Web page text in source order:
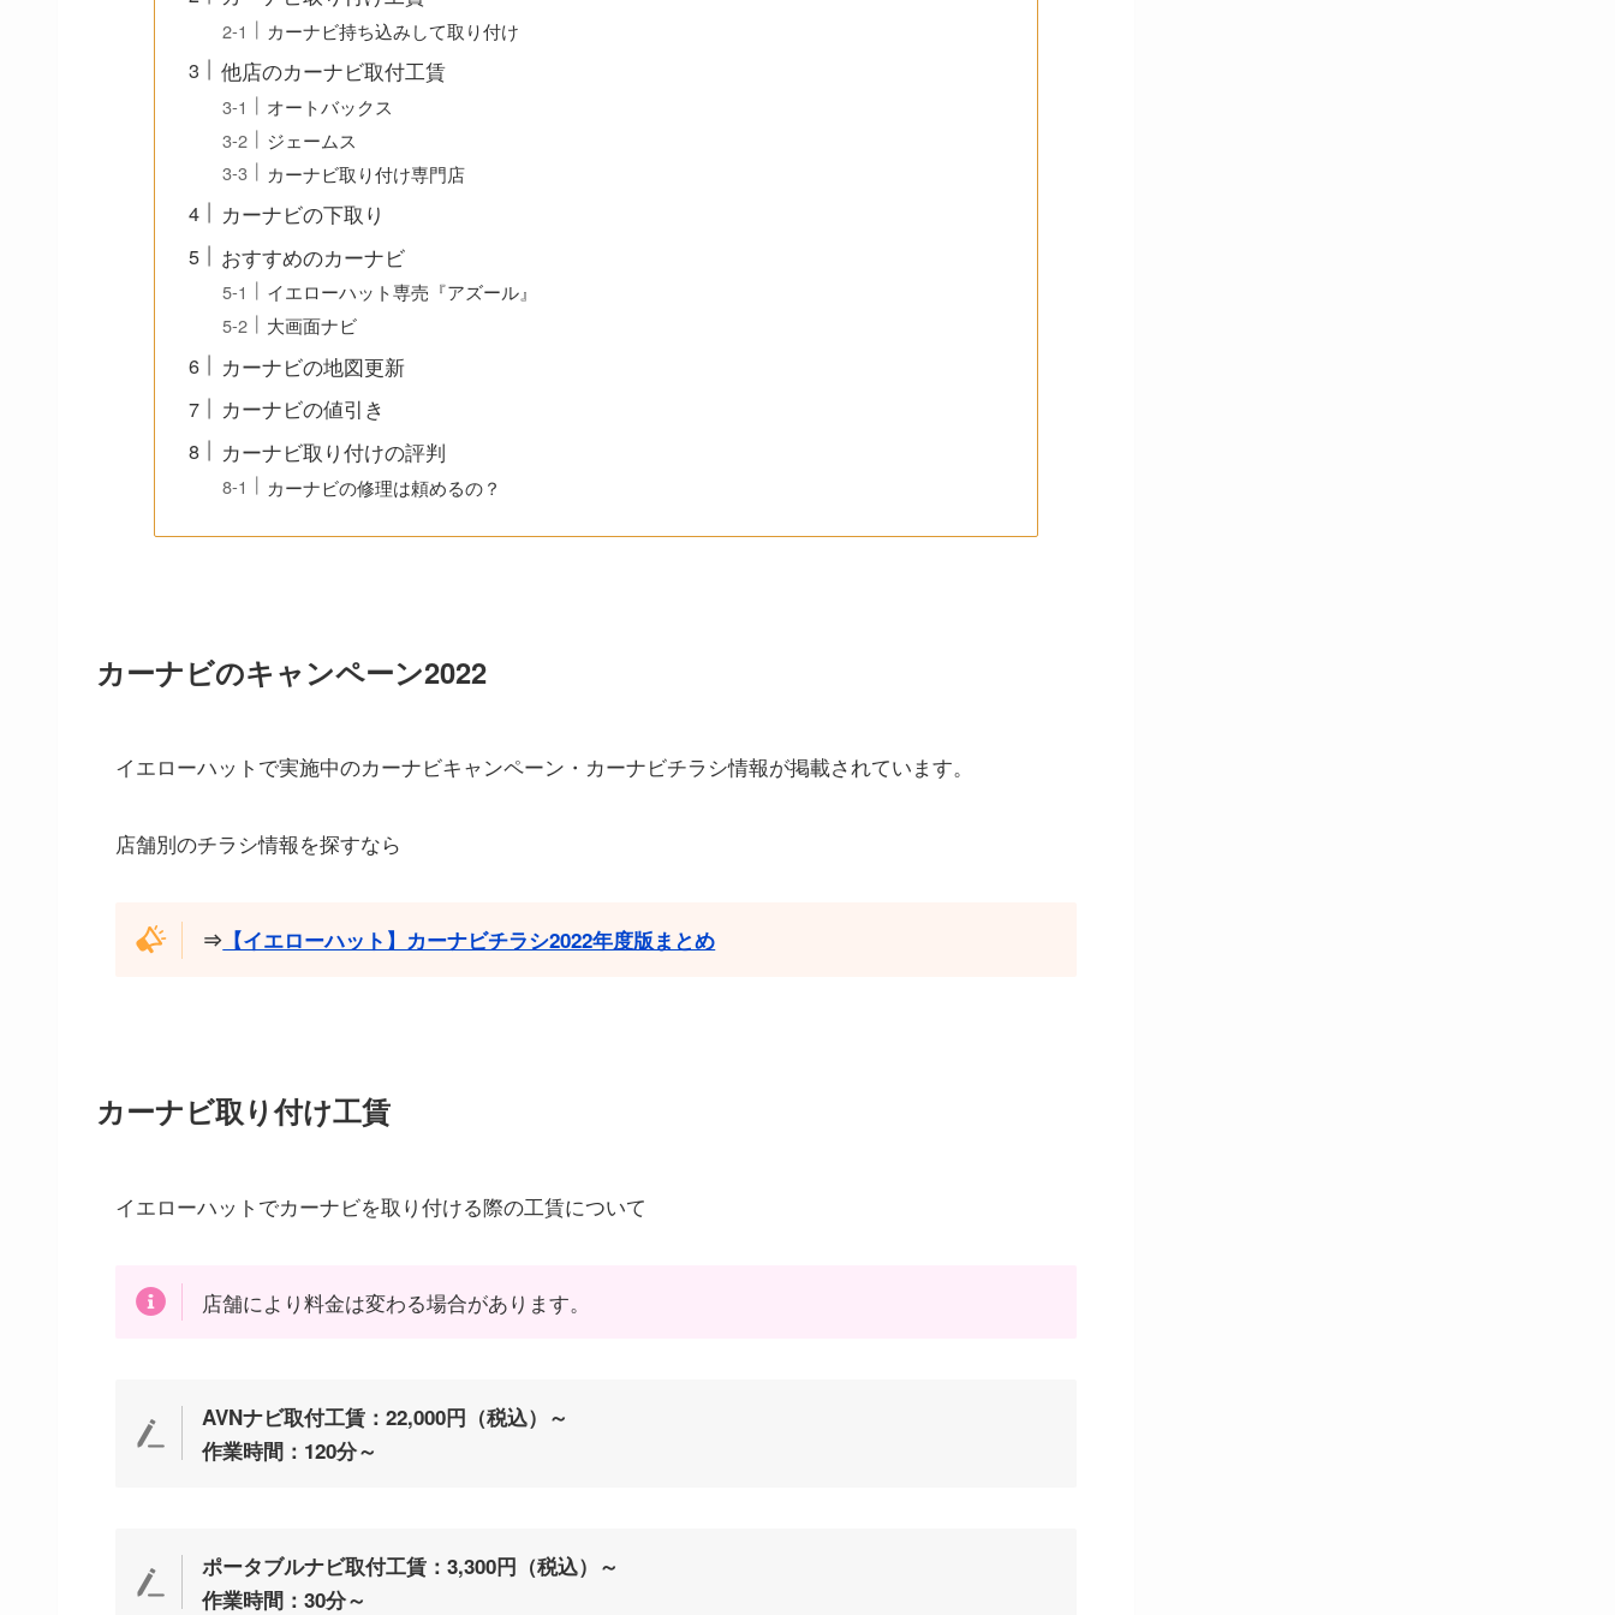
カーナビ持ち込みして取り付け
他店のカーナビ取付工賃
オートバックス
ジェームス
カーナビ取り付け専門店
カーナビの下取り
おすすめのカーナビ
イエローハット専売『アズール』
大画面ナビ
カーナビの地図更新
カーナビの値引き
カーナビ取り付けの評判
カーナビの修理は頼めるの？
カーナビのキャンペーン2022
イエローハットで実施中のカーナビキャンペーン・カーナビチラシ情報が掲載されています。
店舗別のチラシ情報を探すなら
⇒ 【イエローハット】カーナビチラシ2022年度版まとめ
カーナビ取り付け工賃
イエローハットでカーナビを取り付ける際の工賃について
店舗により料金は変わる場合があります。
AVNナビ取付工賃：22,000円（税込）～
作業時間：120分～
ポータブルナビ取付工賃：3,300円（税込）～
作業時間：30分～